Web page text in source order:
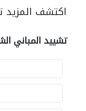
اكتشف المزيد
تشييد المباني